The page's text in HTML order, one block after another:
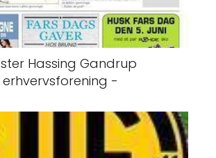
Hassing Gandrup
erhvervsforening -